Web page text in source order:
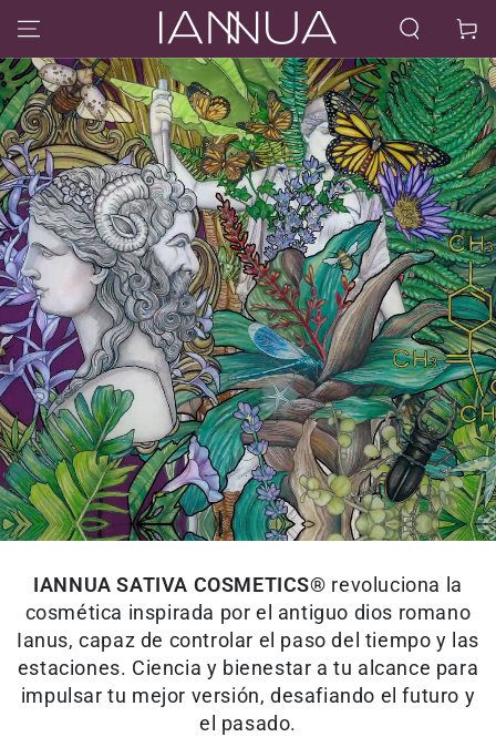
IR AL CONTENIDO Carrito
IANNUA SATIVA COSMETICS® revoluciona la
cosmética inspirada por el antiguo dios romano
Ianus, capaz de controlar el paso del tiempo y las
estaciones. Ciencia y bienestar a tu alcance para
impulsar tu mejor versión, desafiando el futuro y
el pasado.